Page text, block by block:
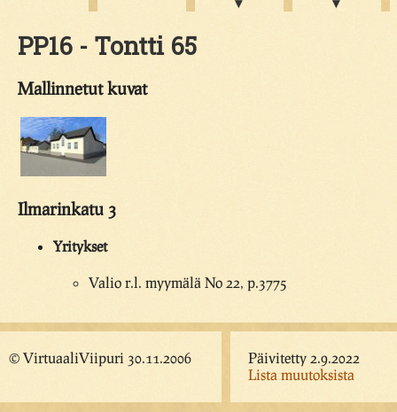
PP16 - Tontti 65
Mallinnetut kuvat
Ilmarinkatu 3
Yritykset
Valio r.l. myymälä No 22, p.3775
© VirtuaaliViipuri 30.11.2006
Päivitetty 2.9.2022
Lista muutoksista